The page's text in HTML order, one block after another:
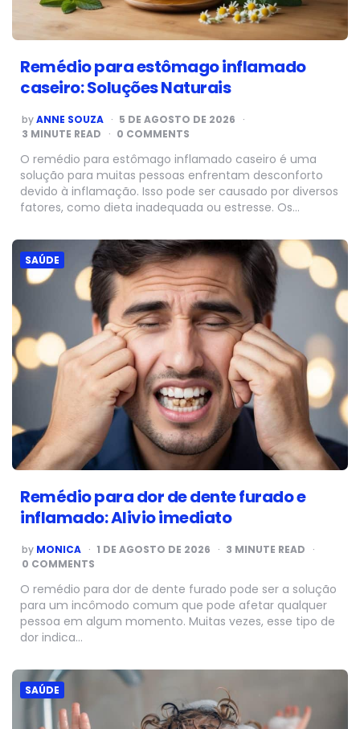
Remédio para estômago inflamado
caseiro: Soluções Naturais
POSTED
BY
byANNE SOUZA
5 DE AGOSTO DE 2026
3 MINUTE READ 0 COMMENTS
O remédio para estômago inflamado caseiro é uma
solução para muitas pessoas enfrentam desconforto
devido à inflamação. Isso pode ser causado por diversos
fatores, como dieta inadequada ou estresse. Os…
SAÚDE
Remédio para dor de dente furado e
inflamado: Alivio imediato
POSTED
BY
by MONICA 1 DE AGOSTO DE 2026 3 MINUTE READ
0 COMMENTS
O remédio para dor de dente furado pode ser a solução
para um incômodo comum que pode afetar qualquer
pessoa em algum momento. Muitas vezes, esse tipo de
dor indica…
SAÚDE